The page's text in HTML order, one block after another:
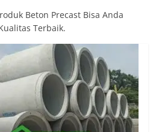
Beton Precast Bisa Anda
Terbaik.